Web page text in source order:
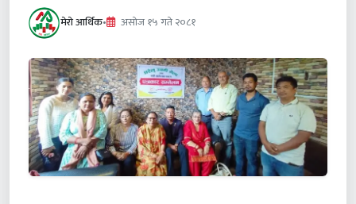
मेरो आर्थिक• असाेज १५ गते २०८१